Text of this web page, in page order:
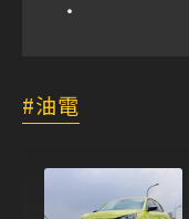
油電